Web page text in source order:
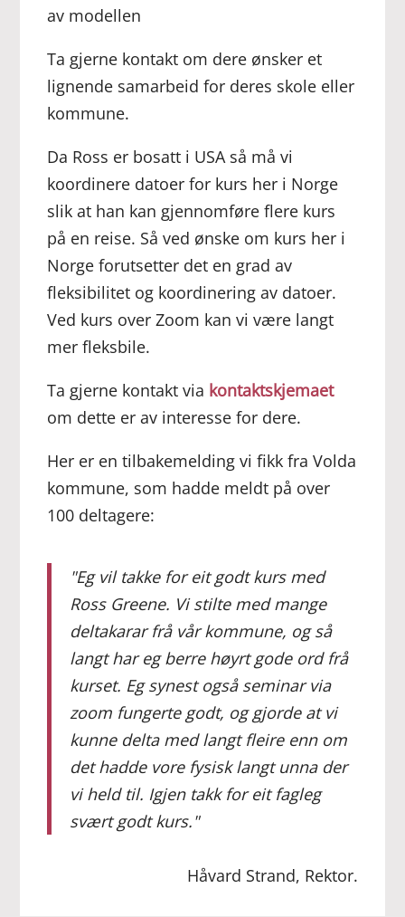
av modellen
Ta gjerne kontakt om dere ønsker et
lignende samarbeid for deres skole eller
kommune.
Da Ross er bosatt i USA så må vi
koordinere datoer for kurs her i Norge
slik at han kan gjennomføre flere kurs
på en reise. Så ved ønske om kurs her i
Norge forutsetter det en grad av
fleksibilitet og koordinering av datoer.
Ved kurs over Zoom kan vi være langt
mer fleksbile.
Ta gjerne kontakt via kontaktskjemaet
om dette er av interesse for dere.
Her er en tilbakemelding vi fikk fra Volda
kommune, som hadde meldt på over
100 deltagere:
"Eg vil takke for eit godt kurs med
Ross Greene. Vi stilte med mange
deltakarar frå vår kommune, og så
langt har eg berre høyrt gode ord frå
kurset. Eg synest også seminar via
zoom fungerte godt, og gjorde at vi
kunne delta med langt fleire enn om
det hadde vore fysisk langt unna der
vi held til. Igjen takk for eit fagleg
svært godt kurs."
Håvard Strand, Rektor.